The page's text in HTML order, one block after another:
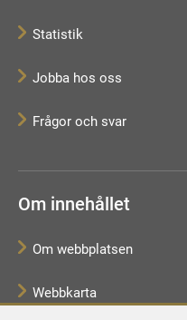
Statistik
Jobba hos oss
Frågor och svar
Om innehållet
Om webbplatsen
Webbkarta